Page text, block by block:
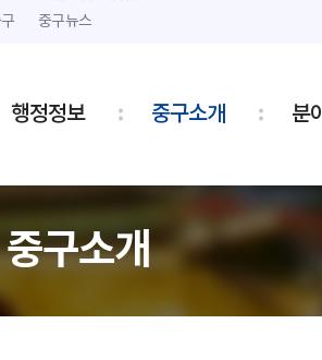
중구뉴스
행정정보 중구소개 분
중구소개